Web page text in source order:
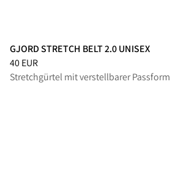
GJORD STRETCH BELT 2.0 UNISEX
Preis:40 EUR, reduziert von 40 EUR
40 EUR
Stretchgürtel mit verstellbarer Passform